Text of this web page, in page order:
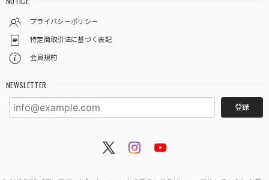
プライバシーポリシー
特定商取引法に基づく表記
会員規約
NEWSLETTER
登録